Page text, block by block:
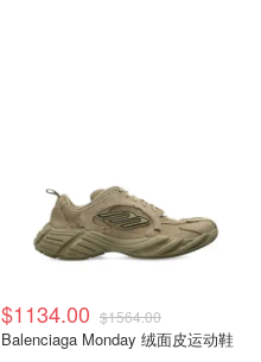
$1134.00 $1564.00
Balenciaga Monday 绒面皮运动鞋